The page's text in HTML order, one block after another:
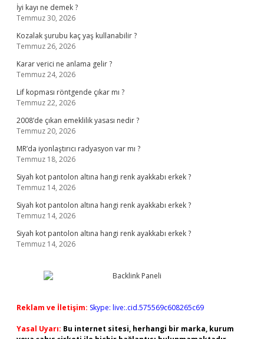
İyi kayı ne demek ?
Temmuz 30, 2026
Kozalak şurubu kaç yaş kullanabilir ?
Temmuz 26, 2026
Karar verici ne anlama gelir ?
Temmuz 24, 2026
Lif kopması röntgende çıkar mı ?
Temmuz 22, 2026
2008’de çıkan emeklilik yasası nedir ?
Temmuz 20, 2026
MR’da iyonlaştırıcı radyasyon var mı ?
Temmuz 18, 2026
Siyah kot pantolon altına hangi renk ayakkabı erkek ?
Temmuz 14, 2026
Siyah kot pantolon altına hangi renk ayakkabı erkek ?
Temmuz 14, 2026
Siyah kot pantolon altına hangi renk ayakkabı erkek ?
Temmuz 14, 2026
Reklam ve İletişim: Skype: live:.cid.575569c608265c69
Yasal Uyarı: Bu internet sitesi, herhangi bir marka, kurum